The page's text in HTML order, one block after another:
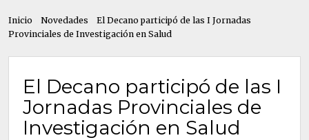
Inicio Novedades
El Decano participó de las I Jornadas
Provinciales de Investigación en Salud
El Decano participó de las I
Jornadas Provinciales de
Investigación en Salud